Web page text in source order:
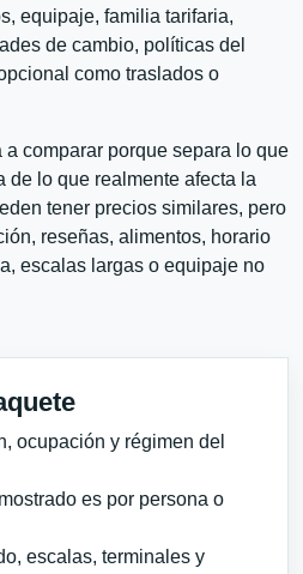
equipaje, familia tarifaria,
de cambio, políticas del
como traslados o
comparar porque separa lo que
de lo que realmente afecta la
tener precios similares, pero
reseñas, alimentos, horario
escalas largas o equipaje no
ocupación y régimen del
es por persona o
escalas, terminales y